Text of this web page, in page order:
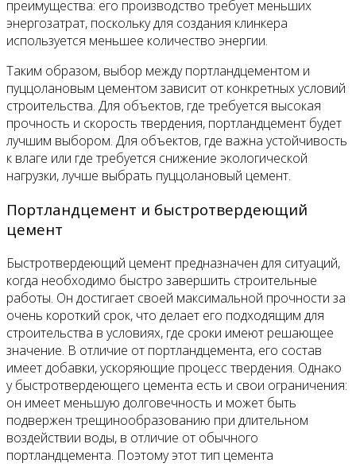
преимущества: его производство требует меньших
энергозатрат, поскольку для создания клинкера
используется меньшее количество энергии.
Таким образом, выбор между портландцементом и
пуццолановым цементом зависит от конкретных условий
строительства. Для объектов, где требуется высокая
прочность и скорость твердения, портландцемент будет
лучшим выбором. Для объектов, где важна устойчивость
к влаге или где требуется снижение экологической
нагрузки, лучше выбрать пуццолановый цемент.
Портландцемент и быстротвердеющий
цемент
Быстротвердеющий цемент предназначен для ситуаций,
когда необходимо быстро завершить строительные
работы. Он достигает своей максимальной прочности за
очень короткий срок, что делает его подходящим для
строительства в условиях, где сроки имеют решающее
значение. В отличие от портландцемента, его состав
имеет добавки, ускоряющие процесс твердения. Однако
у быстротвердеющего цемента есть и свои ограничения:
он имеет меньшую долговечность и может быть
подвержен трещинообразованию при длительном
воздействии воды, в отличие от обычного
портландцемента. Поэтому этот тип цемента